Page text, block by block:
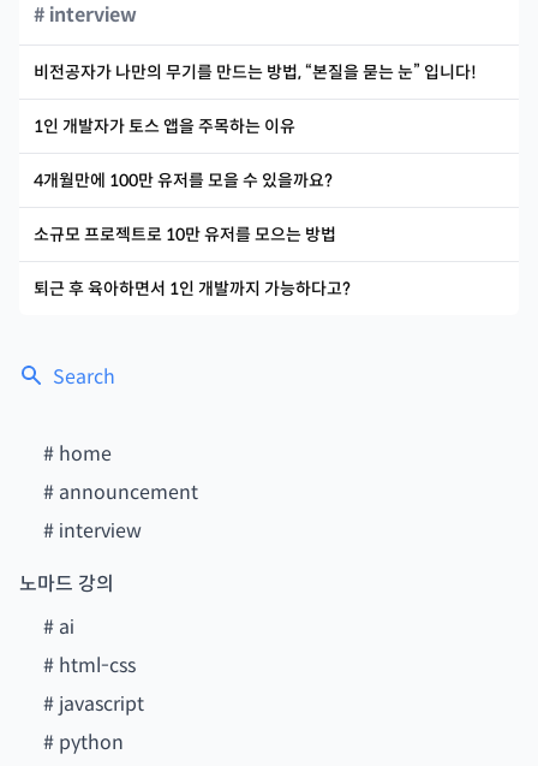
Search
# home
# announcement
# interview
노마드 강의
# ai
# html-css
# javascript
# python
# interview
비전공자가 나만의 무기를 만드는 방법, “본질을 묻는 눈” 입니다!
1인 개발자가 토스 앱을 주목하는 이유
4개월만에 100만 유저를 모을 수 있을까요?
소규모 프로젝트로 10만 유저를 모으는 방법
퇴근 후 육아하면서 1인 개발까지 가능하다고?